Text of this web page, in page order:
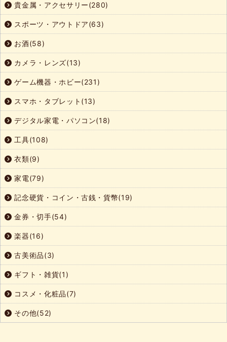
貴金属・アクセサリー(280)
スポーツ・アウトドア(63)
お酒(58)
カメラ・レンズ(13)
ゲーム機器・ホビー(231)
スマホ・タブレット(13)
デジタル家電・パソコン(18)
工具(108)
衣類(9)
家電(79)
記念硬貨・コイン・古銭・貨幣(19)
金券・切手(54)
楽器(16)
古美術品(3)
ギフト・雑貨(1)
コスメ・化粧品(7)
その他(52)